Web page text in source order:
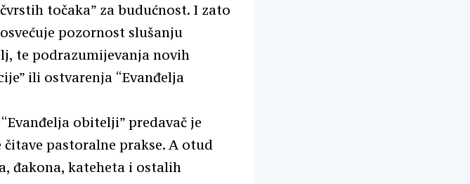
točaka” za budućnost. I zato
pozornost slušanju
te podrazumijevanja novih
ili ostvarenja “Evanđelja
obitelji” predavač je
pastoralne prakse. A otud
đakona, kateheta i ostalih